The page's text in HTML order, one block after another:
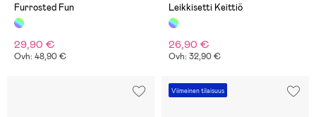
Furrosted Fun
29,90 €
Ovh: 48,90 €
Leikkisetti Keittiö
26,90 €
Ovh: 32,90 €
Viimeinen tilaisuus